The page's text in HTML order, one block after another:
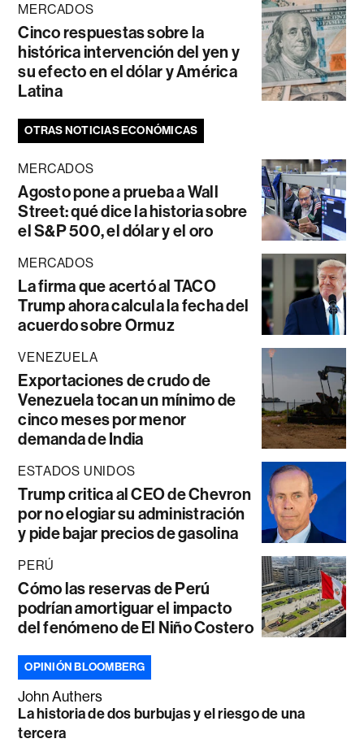
MERCADOS
Cinco respuestas sobre la
histórica intervención del yen y
su efecto en el dólar y América
Latina
OTRAS NOTICIAS ECONÓMICAS
MERCADOS
Agosto pone a prueba a Wall
Street: qué dice la historia sobre
el S&P 500, el dólar y el oro
MERCADOS
La firma que acertó al TACO
Trump ahora calcula la fecha del
acuerdo sobre Ormuz
VENEZUELA
Exportaciones de crudo de
Venezuela tocan un mínimo de
cinco meses por menor
demanda de India
ESTADOS UNIDOS
Trump critica al CEO de Chevron
por no elogiar su administración
y pide bajar precios de gasolina
PERÚ
Cómo las reservas de Perú
podrían amortiguar el impacto
del fenómeno de El Niño Costero
OPINIÓN BLOOMBERG
John Authers
La historia de dos burbujas y el riesgo de una
tercera